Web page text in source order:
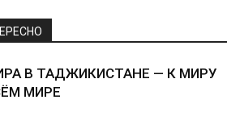
В ТАДЖИКИСТАНЕ — К МИРУ
МИРЕ